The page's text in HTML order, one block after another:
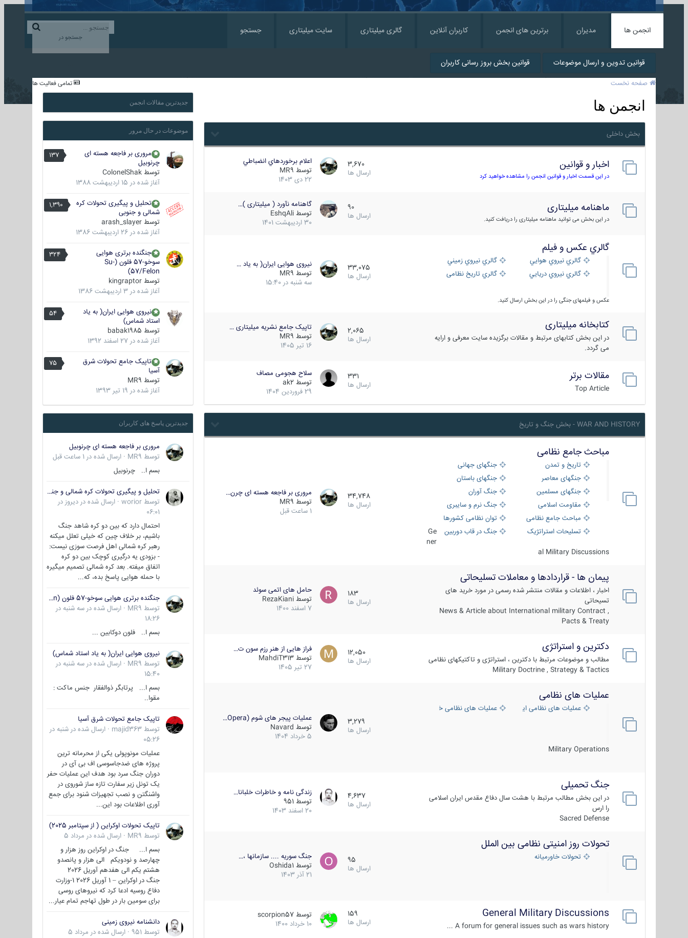
جستجو در
انجمن ها مدیران برترین های انجمن کاربران آنلاین گالری میلیتاری سایت میلیتاری جستجو
قوانین تدوین و ارسال موضوعات قوانین بخش بروز رسانی کاربران
تمامی فعالیت ها صفحه نخست
انجمن ها
بخش داخلی
اخبار و قوانین
در این قسمت اخبار و قوانین انجمن را مشاهده خواهید کرد
3,670
ارسال ها
اعلام برخوردهاي انضباطي
توسط MR9
22 دی 1403
ماهنامه میلیتاری
در این بخش می توانید ماهنامه میلیتاری را دریافت کنید.
90
ارسال ها
گاهنامه نآورد ( میلیتاری )…
توسط EshqAli
30 اردیبهشت 1401
گالري عكس و فيلم
گالري نيروي هوايي
گالري نيروي زميني
گالري نيروي دريايي
گالري تاریخ نظامی
عکس و فیلمهای جنگی را در این بخش ارسال کنید.
33,075
ارسال ها
نیروی هوایی ایران( به یاد …
توسط MR9
سه شنبه در 15:40
کتابخانه میلیتاری
در این بخش کتابهای مرتبط و مقالات برگزیده سایت معرفی و ارایه
می گردد.
2,065
ارسال ها
تاپیک جامع نشریه میلیتاری …
توسط MR9
16 تیر 1405
مقالات برتر
Top Article
331
ارسال ها
سلاح هجومی مصاف
توسط ak2
29 فروردین 1404
WAR AND HISTORY - بخش جنگ و تاریخ
مباحث جامع نظامی
تاریخ و تمدن
جنگهای جهانی
جنگهای معاصر
جنگهای باستان
جنگهای مسلمین
جنگ آوران
مقاومت اسلامی
جنگ نرم و سایبری
مباحث جامع نظامی
توان نظامی کشورها
تسلیحات استراتژیک
جنگ در قاب دوربین
Ge
ner
al Military Discussions
34,748
ارسال ها
مروری بر فاجعه هسته ای چرن…
توسط MR9
1 ساعت قبل
پیمان ها - قراردادها و معاملات تسلیحاتی
اخبار ، اطلاعات و مقالات منتشر شده رسمی در مورد خرید های
تسیحاتی
News & Article about International military Contract ,
Pacts & Treaty
183
ارسال ها
حامل های اتمی سوئد
توسط RezaKiani
7 اسفند 1400
دکترین و استراتژی
مطالب و موضوعات مرتبط با دکترین ، استراتژی و تاکتیکهای نظامی
Military Doctrine , Strategy & Tactics
12,050
ارسال ها
فراز هایی از هنر رزم سون ت…
توسط MahdiT313
27 تیر 1405
عملیات های نظامی
عملیات های نظامی ایران عملیات های نظامی خارجی
Military Operations
3,279
ارسال ها
عملیات پیجر های شوم (Opera…
توسط Navard
5 خرداد 1404
جنگ تحمیلی
در این بخش مطالب مرتبط با هشت سال دفاع مقدس ایران اسلامی
را ارس
Sacred Defense
4,637
ارسال ها
زندگی نامه و خاطرات خلبانا…
توسط 951
20 اسفند 1403
تحولات روز امنیتی نظامی بین الملل
تحولات خاورمیانه
95
ارسال ها
جنگ سوریه .... سازمانها ،…
توسط Oshida1
21 آذر 1403
General Military Discussions
A forum for general issues such as wars history ...
159
ارسال ها
توسط scorpion57
10 خرداد 1400
جدیدترین مقالات انجمن
موضوعات در حال مرور
137
مروری بر فاجعه هسته ای
چرنوبیل
توسط ColonelShak
آغاز شده در 15 اردیبهشت 1388
1,390
تحلیل و پیگیری تحولات کره
شمالی و جنوبی
توسط arash_slayer
آغاز شده در 26 اردیبهشت 1386
324
جنگنده برتری هوایی
سوخو-57 فلون (Su-
57/Felon)
توسط kingraptor
آغاز شده در 3 اردیبهشت 1386
54
نیروی هوایی ایران( به یاد
استاد شماس)
توسط babak1985
آغاز شده در 27 اسفند 1392
75
تاپیک جامع تحولات شرق
آسیا
توسط MR9
آغاز شده در 19 تیر 1393
جدیدترین پاسخ های کاربران
مروری بر فاجعه هسته ای چرنوبیل
توسط MR9
· ارسال شده در 1 ساعت قبل
بسم ا.. چرنوبیل
تحلیل و پیگیری تحولات کره شمالی و جنوبی
توسط worior
· ارسال شده در دیروز در
06:01
احتمال دارد که بین دو کره شاهد جنگ
باشیم، بر خلاف چین که خیلی تعلل میکنه
رهبر کره شمالی اهل فرصت سوزی نیست:
- بزودی یه درگیری کوچک بین دو کره
اتفاق میفته. بعد کره شمالی تصمیم میگیره
با حمله هوایی پاسخ بده، که...
جنگنده برتری هوایی سوخو-57 فلون (Su-57/Felon)
توسط MR9
· ارسال شده در سه شنبه در
18:26
بسم ا.. فلون دوکابین ...
نیروی هوایی ایران( به یاد استاد شماس)
توسط MR9
· ارسال شده در سه شنبه در
15:40
بسم ا... پرتابگر ذوالفقار جنس ماکت :
مقوا..
تاپیک جامع تحولات شرق آسیا
توسط majid363
· ارسال شده در شنبه در
05:26
عملیات مونوپولی یکی از محرمانه ترین
پروژه های ضدجاسوسی اف بی آی در
دوران جنگ سرد بود هدف این عملیات حفر
یک تونل زیر سفارت تازه ساز شوروی در
واشنگتن و نصب تجهیزات شنود برای جمع
آوری اطلاعات بود این...
تاپیک تحولات اوکراین ( از سپتامبر 2025)
توسط MR9
· ارسال شده در مرداد 5
بسم ا... جنگ در اوکراین روز هزار و
چهارصد و نودویکم الی هزار و پانصدو
هشتم یکم الی هفدهم آوریل 2026
جنگ در اوکراین – 1 آوریل 2026 1-وزارت
دفاع روسیه ادعا کرد که نیروهای روسی
برای سومین بار در طول تهاجم تمام عیار...
دانشنامه نیروی زمینی
توسط 951
· ارسال شده در مرداد 5